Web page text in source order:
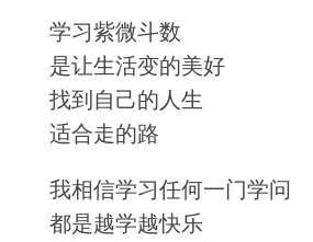
学习紫微斗数
是让生活变的美好
找到自己的人生
适合走的路
我相信学习任何一门学问
都是越学越快乐